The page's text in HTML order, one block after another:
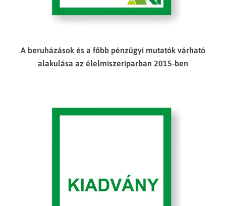
A beruházások és a főbb pénzügyi mutatók várható
alakulása az élelmiszeriparban 2015-ben